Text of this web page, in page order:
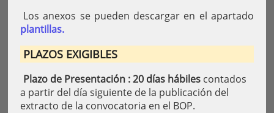
Los anexos se pueden descargar en el apartado
plantillas.
PLAZOS EXIGIBLES
Plazo de Presentación : 20 días hábiles contados
a partir del día siguiente de la publicación del
extracto de la convocatoria en el BOP.